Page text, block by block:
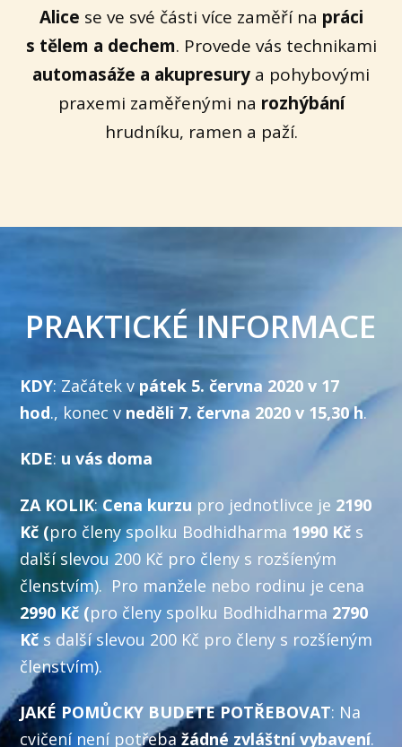
Alice se ve své části více zaměří na práci
s tělem a dechem. Provede vás technikami
automasáže a akupresury a pohybovými
praxemi zaměřenými na rozhýbání
hrudníku, ramen a paží.
PRAKTICKÉ INFORMACE
KDY: Začátek v pátek 5. června 2020 v 17
hod., konec v neděli 7. června 2020 v 15,30 h.
KDE: u vás doma
ZA KOLIK:Cena kurzu pro jednotlivce je 2190
Kč (pro členy spolku Bodhidharma 1990 Kč s
další slevou 200 Kč pro členy s rozšíeným
členstvím). Pro manžele nebo rodinu je cena
2990 Kč (pro členy spolku Bodhidharma 2790
Kčs další slevou 200 Kč pro členy s rozšíeným
členstvím).
JAKÉ POMŮCKY BUDETE POTŘEBOVAT: Na
cvičení není potřebažádné zvláštní vybavení.